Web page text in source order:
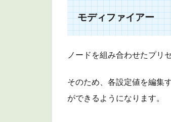
ィ
フ
ァ
1.1
モデ
モディファイアー
ノードを組み合わせたプリ
そのため、各設定値を編集
ができるようになります。